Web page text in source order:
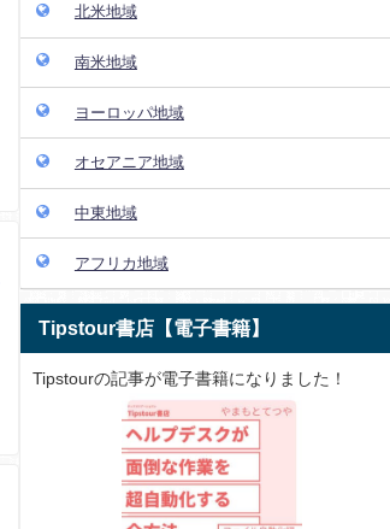
北米地域
南米地域
ヨーロッパ地域
オセアニア地域
中東地域
アフリカ地域
Tipstour書店【電子書籍】
Tipstourの記事が電子書籍になりました！